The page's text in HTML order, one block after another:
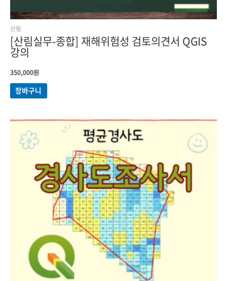
산림
[산림실무-종합] 재해위험성 검토의견서 QGIS
강의
350,000원
장바구니